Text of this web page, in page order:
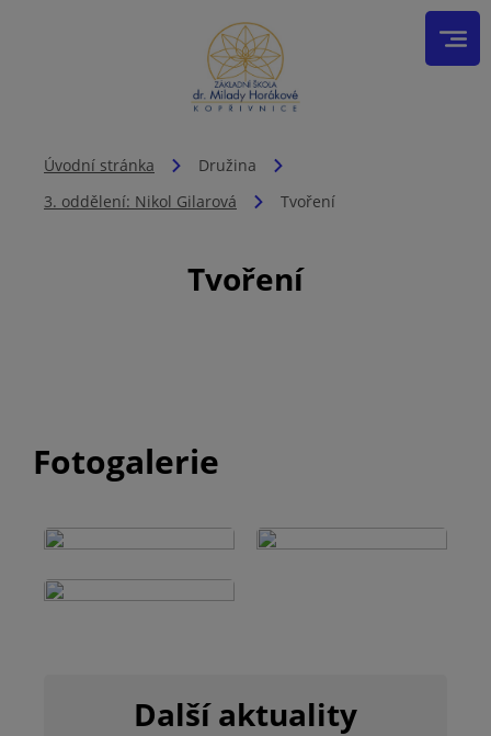
Úvodní stránka
Družina
3. oddělení: Nikol Gilarová
Tvoření
Tvoření
Fotogalerie
Další aktuality